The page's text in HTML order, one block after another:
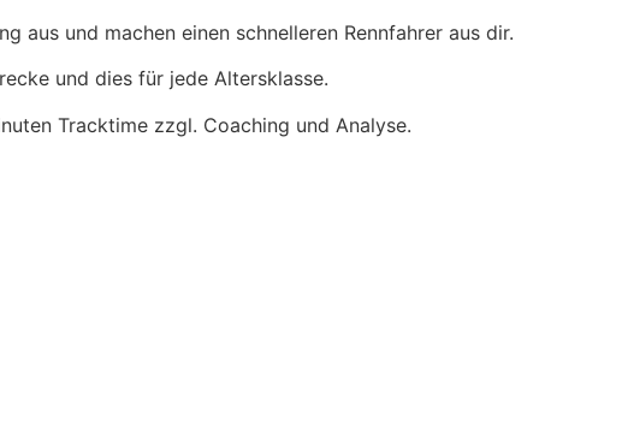
aus und machen einen schnelleren Rennfahrer aus dir.
und dies für jede Altersklasse.
Tracktime zzgl. Coaching und Analyse.